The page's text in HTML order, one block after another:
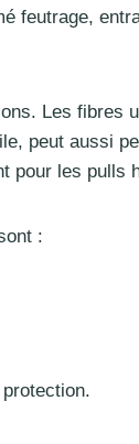
feutrage,
Les fibres
peut aussi
pour les pulls
:
protection.